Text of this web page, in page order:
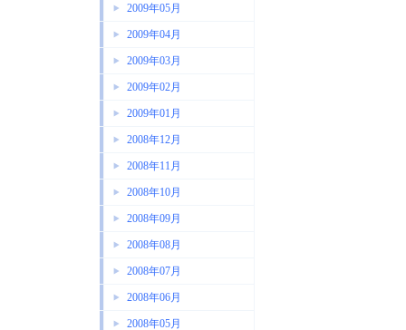
2009年05月
2009年04月
2009年03月
2009年02月
2009年01月
2008年12月
2008年11月
2008年10月
2008年09月
2008年08月
2008年07月
2008年06月
2008年05月